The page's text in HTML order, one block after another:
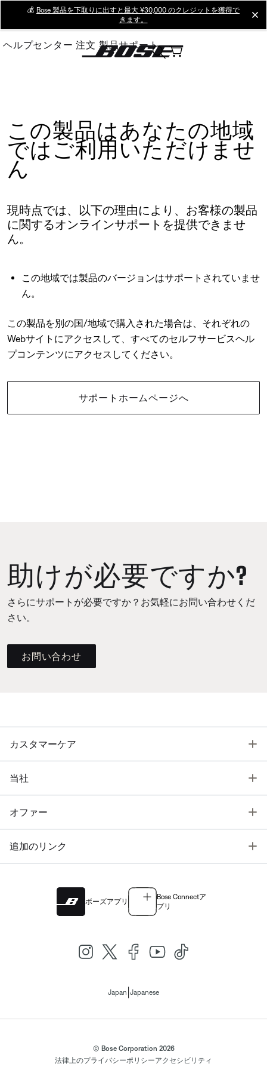
Main
💰 Bose 製品を下取りに出すと最大 ¥30,000 のクレジットを獲得で
きます。
ヘルプセンター 注文 製品サポート
この製品はあなたの地域
ではご利用いただけませ
ん
現時点では、以下の理由により、お客様の製品
に関するオンラインサポートを提供できませ
ん。
この地域では製品のバージョンはサポートされていませ
ん。
この製品を別の国/地域で購入された場合は、それぞれの
Webサイトにアクセスして、すべてのセルフサービスヘル
プコンテンツにアクセスしてください。
サポートホームページへ
助けが必要ですか?
さらにサポートが必要ですか？お気軽にお問い合わせくだ
さい。
お問い合わせ
カスタマーケア
当社
オファー
追加のリンク
ボーズアプリ
Bose Connectア
プリ
Japan Japanese
© Bose Corporation 2026
法律上のプライバシーポリシーアクセシビリティ